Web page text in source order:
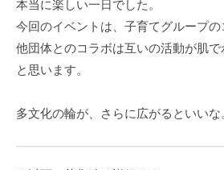
本当に楽しい一日でした。
今回のイベントは、子育てグループの
他団体とのコラボは互いの活動が肌
と思います。
多文化の輪が、さらに広がるといいな